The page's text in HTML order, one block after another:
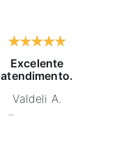
Excelente
atendimento.
Valdeli A.